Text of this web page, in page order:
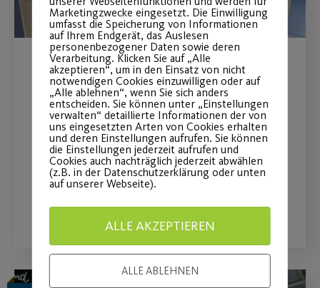
Gesundheitstag Generation
50+
Rückblick zum Gesundheitstag 50+ am
Sonntag
Marketingzwecke eingesetzt. Die Einwilligung
umfasst die Speicherung von Informationen
auf Ihrem Endgerät, das Auslesen
personenbezogener Daten sowie deren
Verarbeitung. Klicken Sie auf „Alle
akzeptieren“, um in den Einsatz von nicht
notwendigen Cookies einzuwilligen oder auf
„Alle ablehnen“, wenn Sie sich anders
entscheiden. Sie können unter „Einstellungen
verwalten“ detaillierte Informationen der von
uns eingesetzten Arten von Cookies erhalten
und deren Einstellungen aufrufen. Sie können
die Einstellungen jederzeit aufrufen und
Cookies auch nachträglich jederzeit abwählen
(z.B. in der Datenschutzerklärung oder unten
auf unserer Webseite).
ALLE AKZEPTIEREN
ALLE ABLEHNEN